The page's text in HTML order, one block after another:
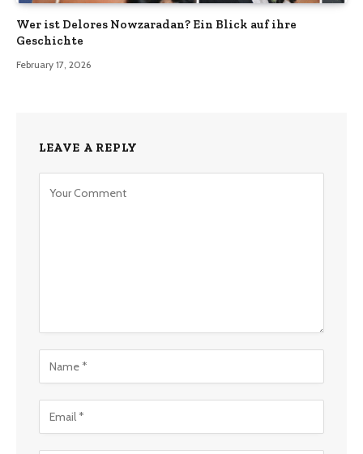
Wer ist Delores Nowzaradan? Ein Blick auf ihre
Geschichte
February 17, 2026
LEAVE A REPLY